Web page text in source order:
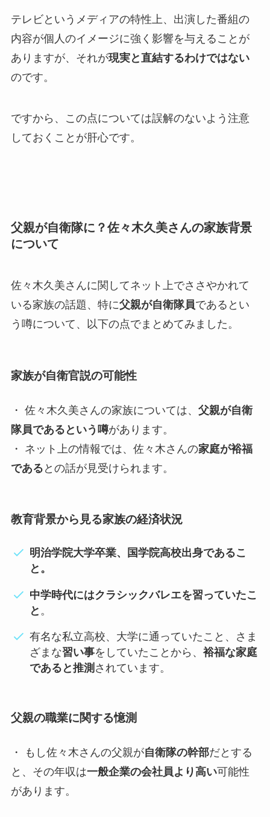
テレビというメディアの特性上、出演した番組の
内容が個人のイメージに強く影響を与えることが
ありますが、それが現実と直結するわけではない
のです。
ですから、この点については誤解のないよう注意
しておくことが肝心です。
父親が自衛隊に？佐々木久美さんの家族背景
について
佐々木久美さんに関してネット上でささやかれて
いる家族の話題、特に父親が自衛隊員であるとい
う噂について、以下の点でまとめてみました。
家族が自衛官説の可能性
・ 佐々木久美さんの家族については、 父親が自衛
隊員であるという噂があります。
・ ネット上の情報では、佐々木さんの家庭が裕福
である との話が見受けられます。
教育背景から見る家族の経済状況
明治学院大学卒業、国学院高校出身であるこ
と。
中学時代にはクラシックバレエを習っていたこ
と 。
有名な私立高校、大学に通っていたこと、さま
ざまな習い事をしていたことから、裕福な家庭
であると推測 されています。
父親の職業に関する憶測
・ もし佐々木さんの父親が自衛隊の幹部だとする
と、その年収は一般企業の会社員より高い可能性
があります。